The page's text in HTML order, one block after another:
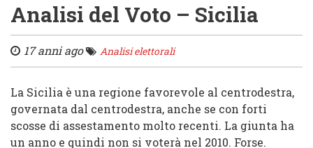
Analisi del Voto – Sicilia
17 anni ago Analisi elettorali
La Sicilia è una regione favorevole al centrodestra,
governata dal centrodestra, anche se con forti
scosse di assestamento molto recenti. La giunta ha
un anno e quindi non si voterà nel 2010. Forse.